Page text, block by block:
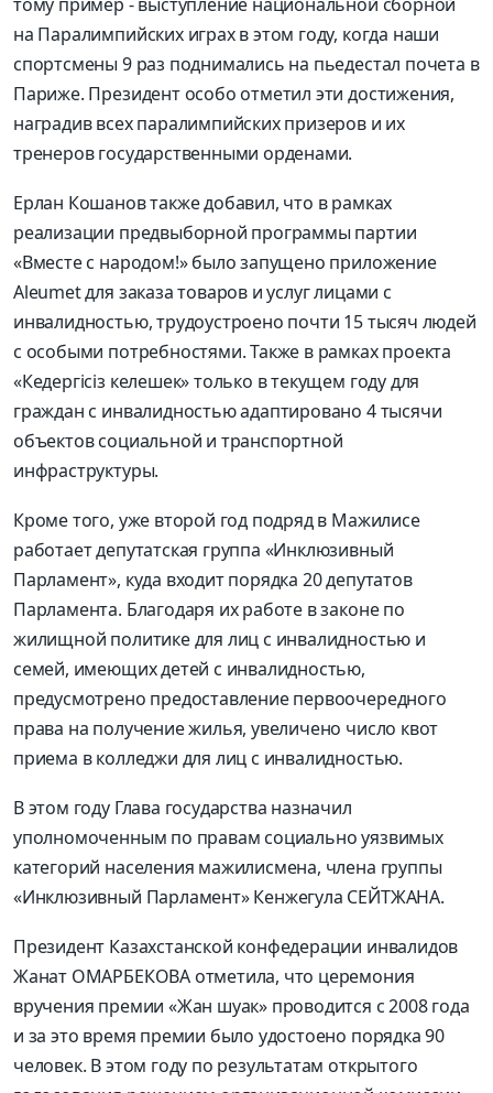
на Паралимпийских играх в этом году, когда наши
спортсмены 9 раз поднимались на пьедестал почета в
Париже. Президент особо отметил эти достижения,
наградив всех паралимпийских призеров и их
тренеров государственными орденами.
Ерлан Кошанов также добавил, что в рамках
реализации предвыборной программы партии
«Вместе с народом!» было запущено приложение
Aleumet для заказа товаров и услуг лицами с
инвалидностью, трудоустроено почти 15 тысяч людей
с особыми потребностями. Также в рамках проекта
«Кедергісіз келешек» только в текущем году для
граждан с инвалидностью адаптировано 4 тысячи
объектов социальной и транспортной
инфраструктуры.
Кроме того, уже второй год подряд в Мажилисе
работает депутатская группа «Инклюзивный
Парламент», куда входит порядка 20 депутатов
Парламента. Благодаря их работе в законе по
жилищной политике для лиц с инвалидностью и
семей, имеющих детей с инвалидностью,
предусмотрено предоставление первоочередного
права на получение жилья, увеличено число квот
приема в колледжи для лиц с инвалидностью.
В этом году Глава государства назначил
уполномоченным по правам социально уязвимых
категорий населения мажилисмена, члена группы
«Инклюзивный Парламент» Кенжегула СЕЙТЖАНА.
Президент Казахстанской конфедерации инвалидов
Жанат ОМАРБЕКОВА отметила, что церемония
вручения премии «Жан шуак» проводится с 2008 года
и за это время премии было удостоено порядка 90
человек. В этом году по результатам открытого